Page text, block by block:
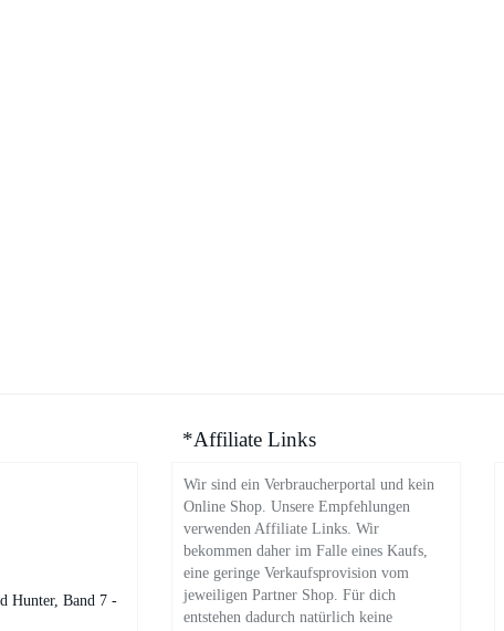
*Affiliate Links
Wir sind ein Verbraucherportal und kein
Online Shop. Unsere Empfehlungen
verwenden Affiliate Links. Wir
bekommen daher im Falle eines Kaufs,
eine geringe Verkaufsprovision vom
jeweiligen Partner Shop. Für dich
entstehen dadurch natürlich keine